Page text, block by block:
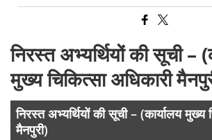
निरस्त अभ्यर्थियों की सूची –
मुख्य चिकित्सा अधिकारी
निरस्त अभ्यर्थियों की सूची – (कार्यालय मुख्य
मैनपुरी)